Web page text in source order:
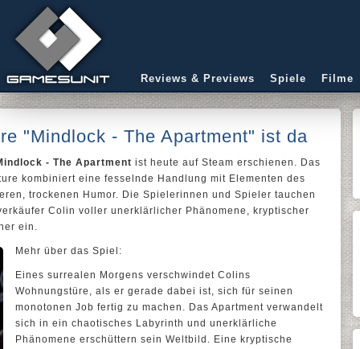
Reviews & Previews Spiele Filme
"Mindlock - The Apartment" ist da
- The Apartment ist heute auf Steam erschienen. Das
kombiniert eine fesselnde Handlung mit Elementen des
trockenen Humor. Die Spielerinnen und Spieler tauchen
Colin voller unerklärlicher Phänomene, kryptischer
ein.
Mehr über das Spiel:
Eines surrealen Morgens verschwindet Colins
Wohnungstüre, als er gerade dabei ist, sich für seinen
monotonen Job fertig zu machen. Das Apartment verwandelt
sich in ein chaotisches Labyrinth und unerklärliche
Phänomene erschüttern sein Weltbild. Eine kryptische